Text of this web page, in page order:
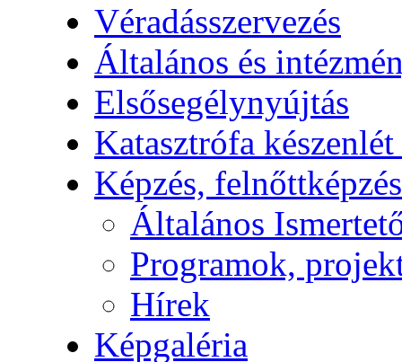
Véradásszervezés
Általános és
Elsősegélynyújtás
Katasztrófa
Képzés, felnőttképzés
Általános
Programok,
Hírek
Képgaléria